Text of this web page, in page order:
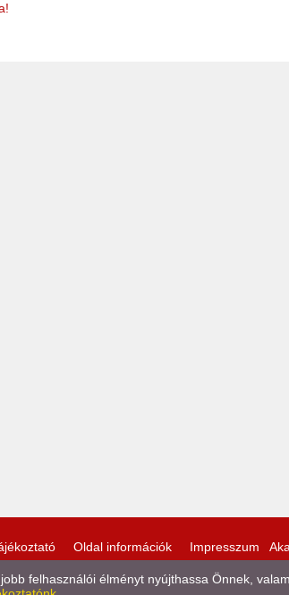
Oldal információk Impresszum
felhasználói élményt nyújthassa Önnek,